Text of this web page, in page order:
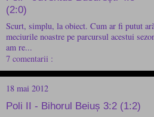
(2:0)
Scurt, simplu, la obiect. Cum ar fi putut
meciurile noastre pe parcursul acestui
am re...
7 comentarii :
18 mai 2012
Poli II - Bihorul Beiuș 3:2 (1:2)